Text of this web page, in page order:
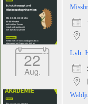
22
Aug.
Lvb.